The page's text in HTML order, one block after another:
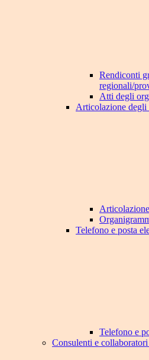
Rendiconti
regionali/
Atti degli
Articolazione
Telefono e posta
Telefono e
Consulenti e collaboratori